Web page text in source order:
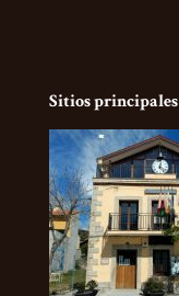
Sitios principales